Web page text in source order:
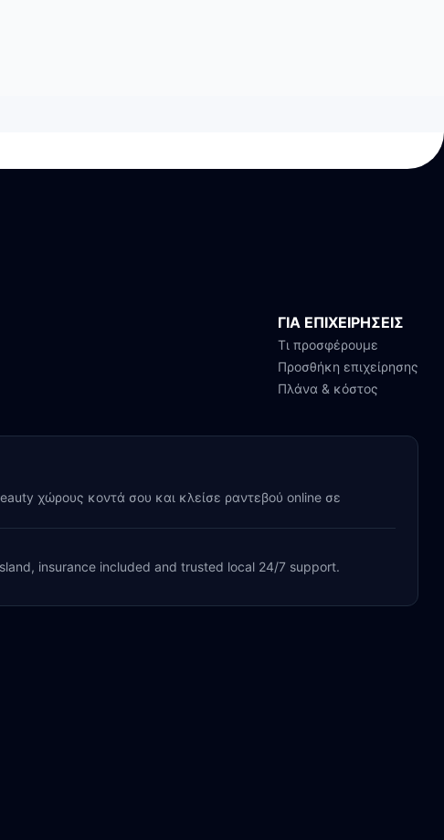
ΓΙΑ ΕΠΙΧΕΙΡΗΣΕΙΣ
Τι προσφέρουμε
Προσθήκη επιχείρησης
Πλάνα & κόστος
χώρους κοντά σου και κλείσε ραντεβού online σε
insurance included and trusted local 24/7 support.